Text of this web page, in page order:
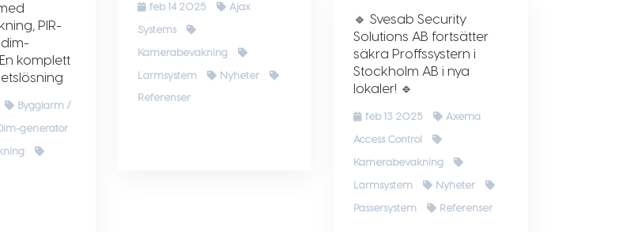
PIR-
komplett
Bygglarm /
generator
feb 14 2025 Ajax
Systems
Kamerabevakning
Larmsystem Nyheter
Referenser
🔹 Svesab Security
Solutions AB fortsätter
säkra Proffssystern i
Stockholm AB i nya
lokaler! 🔹
feb 13 2025 Axema
Access Control
Kamerabevakning
Larmsystem Nyheter
Passersystem Referenser